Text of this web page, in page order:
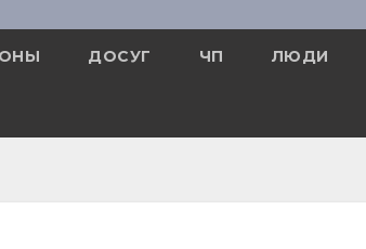
ДОСУГ ЧП ЛЮДИ